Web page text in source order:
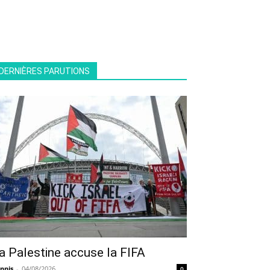
PARUTIONS
Palestine accuse la FIFA